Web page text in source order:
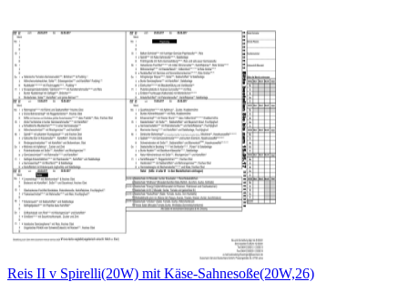
Reis II v Spirelli(20W) mit Käse-Sahnesoße(20W,26)